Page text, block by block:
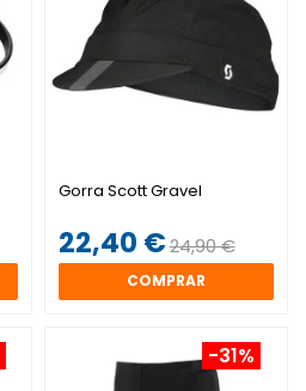
Gorra Scott Gravel
22,40 €24,90 €
COMPRAR
-31%